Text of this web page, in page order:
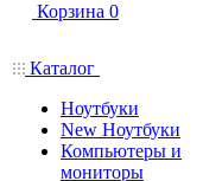
Корзина 0
Каталог
Ноутбуки
New Ноутбуки
Компьютеры и
мониторы